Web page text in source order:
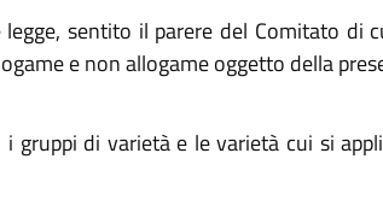
sentito il parere del Comitato di
e non allogame oggetto della
di varietà e le varietà cui si